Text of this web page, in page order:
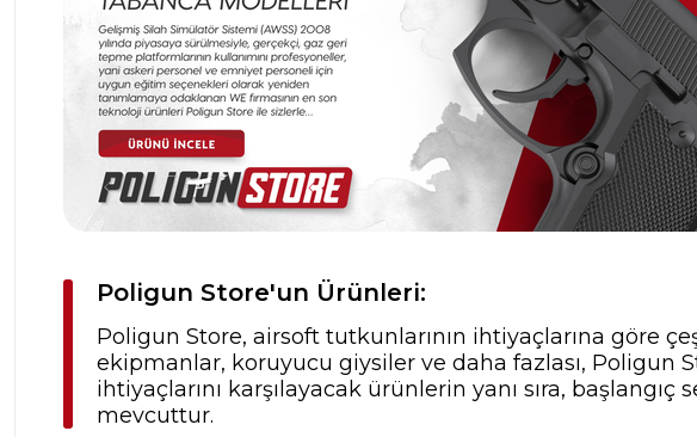
Poligun Store'un Ürünleri:
Poligun Store, airsoft tutkunlarının ihtiyaçlarına göre
ekipmanlar, koruyucu giysiler ve daha fazlası,
ihtiyaçlarını karşılayacak ürünlerin yanı sıra,
mevcuttur.